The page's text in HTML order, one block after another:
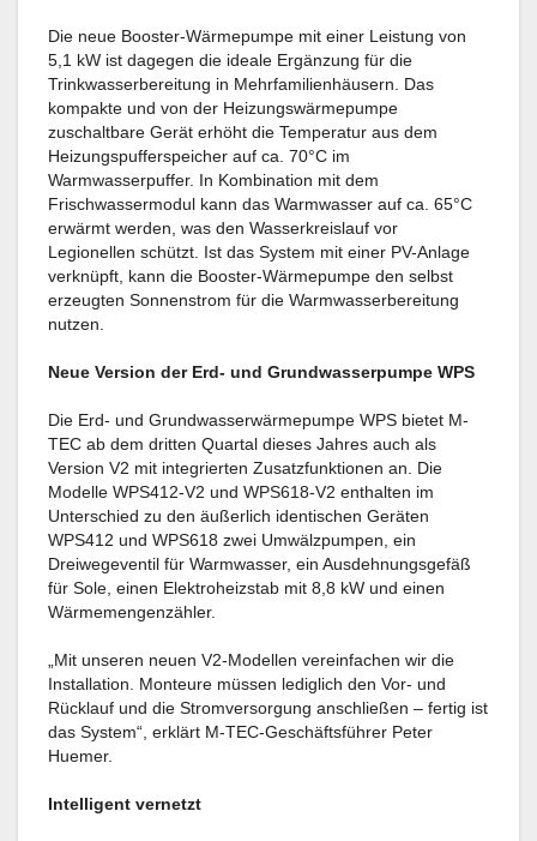
Die neue Booster-Wärmepumpe mit einer Leistung von
5,1 kW ist dagegen die ideale Ergänzung für die
Trinkwasserbereitung in Mehrfamilienhäusern. Das
kompakte und von der Heizungswärmepumpe
zuschaltbare Gerät erhöht die Temperatur aus dem
Heizungspufferspeicher auf ca. 70°C im
Warmwasserpuffer. In Kombination mit dem
Frischwassermodul kann das Warmwasser auf ca. 65°C
erwärmt werden, was den Wasserkreislauf vor
Legionellen schützt. Ist das System mit einer PV-Anlage
verknüpft, kann die Booster-Wärmepumpe den selbst
erzeugten Sonnenstrom für die Warmwasserbereitung
nutzen.
Neue Version der Erd- und Grundwasserpumpe WPS
Die Erd- und Grundwasserwärmepumpe WPS bietet M-
TEC ab dem dritten Quartal dieses Jahres auch als
Version V2 mit integrierten Zusatzfunktionen an. Die
Modelle WPS412-V2 und WPS618-V2 enthalten im
Unterschied zu den äußerlich identischen Geräten
WPS412 und WPS618 zwei Umwälzpumpen, ein
Dreiwegeventil für Warmwasser, ein Ausdehnungsgefäß
für Sole, einen Elektroheizstab mit 8,8 kW und einen
Wärmemengenzähler.
„Mit unseren neuen V2-Modellen vereinfachen wir die
Installation. Monteure müssen lediglich den Vor- und
Rücklauf und die Stromversorgung anschließen – fertig ist
das System“, erklärt M-TEC-Geschäftsführer Peter
Huemer.
Intelligent vernetzt